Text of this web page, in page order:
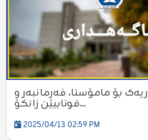
بۆ مامۆستا، فەرمانبەر و
قوتابیێن زانکۆ...
2025/04/13 02:59 PM